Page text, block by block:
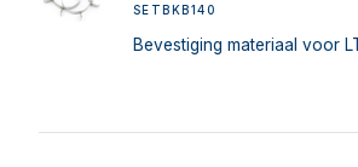
SETBKB140
Bevestiging materiaal voor